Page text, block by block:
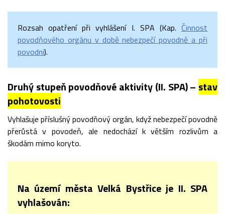
Rozsah opatření při vyhlášení I. SPA (Kap. Činnost
povodňového orgánu v době nebezpečí povodně a při
povodni).
Druhý stupeň povodňové aktivity (II. SPA) – stav
pohotovosti
Vyhlašuje příslušný povodňový orgán, když nebezpečí povodně
přerůstá v povodeň, ale nedochází k větším rozlivům a
škodám mimo koryto.
Na území města Velká Bystřice je II. SPA
vyhlašován: